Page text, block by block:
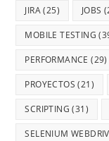
JIRA(25) JOBS
MOBILE TESTING
PERFORMANCE (29)
PROYECTOS (21)
SCRIPTING (31)
SELENIUM